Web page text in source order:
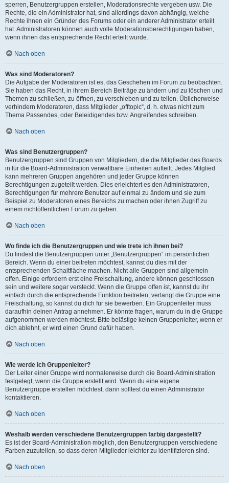
sperren, Benutzergruppen erstellen, Moderationsrechte vergeben usw. Die
Rechte, die ein Administrator hat, sind allerdings davon abhängig, welche
Rechte ihnen ein Gründer des Forums oder ein anderer Administrator erteilt
hat. Administratoren können auch volle Moderationsberechtigungen haben,
wenn ihnen das entsprechende Recht erteilt wurde.
Nach oben
Was sind Moderatoren?
Die Aufgabe der Moderatoren ist es, das Geschehen im Forum zu beobachten.
Sie haben das Recht, in ihrem Bereich Beiträge zu ändern und zu löschen und
Themen zu schließen, zu öffnen, zu verschieben und zu teilen. Üblicherweise
verhindern Moderatoren, dass Mitglieder „offtopic“, d. h. etwas nicht zum
Thema Passendes, oder Beleidigendes bzw. Angreifendes schreiben.
Nach oben
Was sind Benutzergruppen?
Benutzergruppen sind Gruppen von Mitgliedern, die die Mitglieder des Boards
in für die Board-Administration verwaltbare Einheiten aufteilt. Jedes Mitglied
kann mehreren Gruppen angehören und jeder Gruppe können
Berechtigungen zugeteilt werden. Dies erleichtert es den Administratoren,
Berechtigungen für mehrere Benutzer auf einmal zu ändern und sie zum
Beispiel zu Moderatoren eines Bereichs zu machen oder ihnen Zugriff zu
einem nichtöffentlichen Forum zu geben.
Nach oben
Wo finde ich die Benutzergruppen und wie trete ich ihnen bei?
Du findest die Benutzergruppen unter „Benutzergruppen“ im persönlichen
Bereich. Wenn du einer beitreten möchtest, kannst du dies mit der
entsprechenden Schaltfläche machen. Nicht alle Gruppen sind allgemein
offen. Einige erfordern erst eine Freischaltung, andere können geschlossen
sein und weitere sogar versteckt. Wenn die Gruppe offen ist, kannst du ihr
einfach durch die entsprechende Funktion beitreten; verlangt die Gruppe eine
Freischaltung, so kannst du dich für sie bewerben. Ein Gruppenleiter muss
daraufhin deinen Antrag annehmen. Er könnte fragen, warum du in die Gruppe
aufgenommen werden möchtest. Bitte belästige keinen Gruppenleiter, wenn er
dich ablehnt, er wird einen Grund dafür haben.
Nach oben
Wie werde ich Gruppenleiter?
Der Leiter einer Gruppe wird normalerweise durch die Board-Administration
festgelegt, wenn die Gruppe erstellt wird. Wenn du eine eigene
Benutzergruppe erstellen möchtest, dann solltest du einen Administrator
kontaktieren.
Nach oben
Weshalb werden verschiedene Benutzergruppen farbig dargestellt?
Es ist der Board-Administration möglich, den Benutzergruppen verschiedene
Farben zuzuteilen, so dass deren Mitglieder leichter zu identifizieren sind.
Nach oben